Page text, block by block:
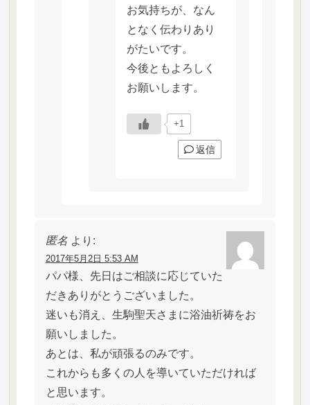
お気持ちが、なん
となく伝わりあり
がたいです。
今後ともよろしく
お願いします。
+1
返信
匿名 より:
2017年5月2日 5:53 AM
パパ様、先日はご相談に応じていた
だきありがとうございました。
迷いも消え、生駒聖天さまに浴油祈祷をお
願いしました。
あとは、私が頑張るのみです。
これからも多くの人を導いていただければ
と思います。